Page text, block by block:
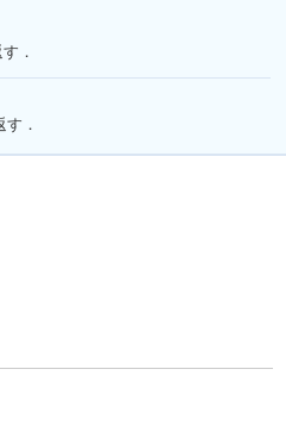
．
す．